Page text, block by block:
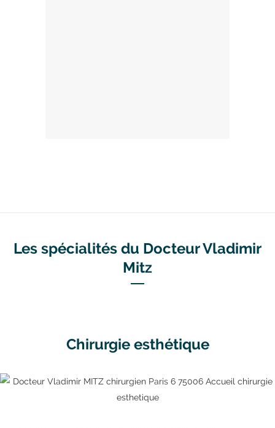
Les spécialités du Docteur Vladimir
Mitz
Chirurgie esthétique